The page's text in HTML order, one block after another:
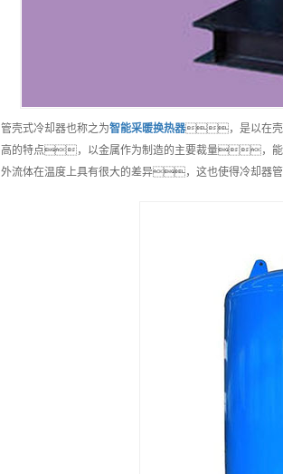
管壳式冷却器也称之为智能采暖换热器，是以在壳
高的特点，以金属作为制造的主要裁量，
外流体在温度上具有很大的差异，这也使得冷却器